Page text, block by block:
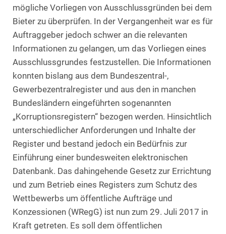
mögliche Vorliegen von Ausschlussgründen bei dem
Bieter zu überprüfen. In der Vergangenheit war es für
Auftraggeber jedoch schwer an die relevanten
Informationen zu gelangen, um das Vorliegen eines
Ausschlussgrundes festzustellen. Die Informationen
konnten bislang aus dem Bundeszentral-,
Gewerbezentralregister und aus den in manchen
Bundesländern eingeführten sogenannten
„Korruptionsregistern“ bezogen werden. Hinsichtlich
unterschiedlicher Anforderungen und Inhalte der
Register und bestand jedoch ein Bedürfnis zur
Einführung einer bundesweiten elektronischen
Datenbank. Das dahingehende Gesetz zur Errichtung
und zum Betrieb eines Registers zum Schutz des
Wettbewerbs um öffentliche Aufträge und
Konzessionen (WRegG) ist nun zum 29. Juli 2017 in
Kraft getreten. Es soll dem öffentlichen